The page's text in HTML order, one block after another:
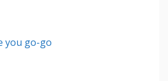
you go-go